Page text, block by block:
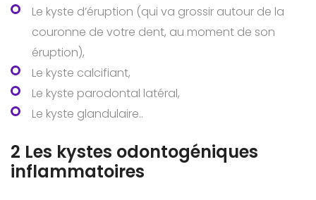
Le kyste d’éruption (qui va grossir autour de la
couronne de votre dent, au moment de son
éruption),
Le kyste calcifiant,
Le kyste parodontal latéral,
Le kyste glandulaire..
2 Les kystes odontogéniques
inflammatoires